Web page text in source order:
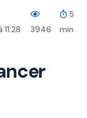
3946
5
min